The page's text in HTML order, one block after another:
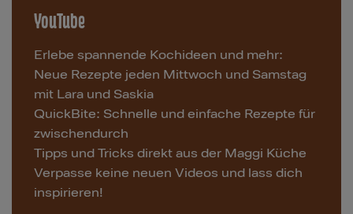
TikTok
Entdecke aufregende Kochideen und mehr:
Schnelle und einfache Rezepte für den Alltag
Inspirierende Gerichte für besondere Anlässe
Tipps und Tricks für stressfreies Kochen
Exklusive Einblicke in die Maggi Küche
Verpasse keine neuen Videos und lass dich
täglich inspirieren!